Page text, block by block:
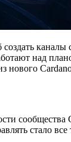
над
нового
сообщества
стало все